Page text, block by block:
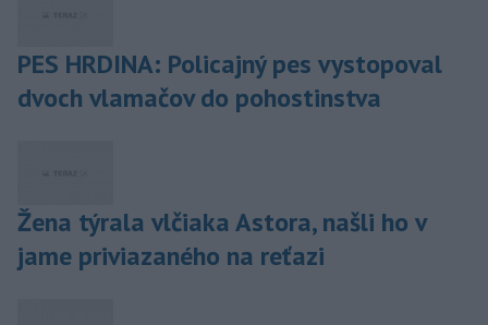
PES HRDINA: Policajný pes vystopoval
dvoch vlamačov do pohostinstva
Žena týrala vlčiaka Astora, našli ho v
jame priviazaného na reťazi